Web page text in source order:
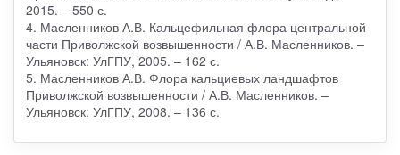
2015. – 550 с.
4. Масленников А.В. Кальцефильная флора центральной
части Приволжской возвышенности / А.В. Масленников. –
Ульяновск: УлГПУ, 2005. – 162 с.
5. Масленников А.В. Флора кальциевых ландшафтов
Приволжской возвышенности / А.В. Масленников. –
Ульяновск: УлГПУ, 2008. – 136 с.